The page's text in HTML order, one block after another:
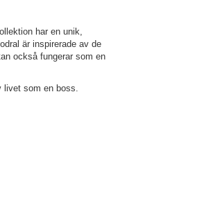
har en unik,
är inspirerade av de
också fungerar som en
livet som en boss.